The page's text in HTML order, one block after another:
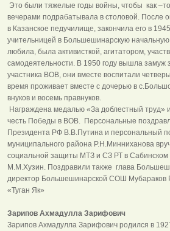
Это были тяжелые годы войны, чтобы как
вечерами подрабатывала в столовой. После
в Казанское педучилище, закончила его в
учительницей в Большешинарскую
любила, была активисткой, агитатором,
самодеятельности. В 1950 году вышла замуж
участника ВОВ, они вместе воспитали
время проживает вместе с дочерью в
внуков и восемь правнуков.
Награждена медалью «За доблестный
честь Победы в ВОВ. Персональные
Президента РФ В.В.Путина и персональный
муниципального района Р.Н.Минниханова
социальной защиты МТЗ и СЗ РТ в
М.М.Хузин. Поздравили также глава
директор Большешинарской СОШ Мубараков
«Туган Як»
Зарипов Ахмадулла Зарифович
Зарипов Ахмадулла Зарифович родился в